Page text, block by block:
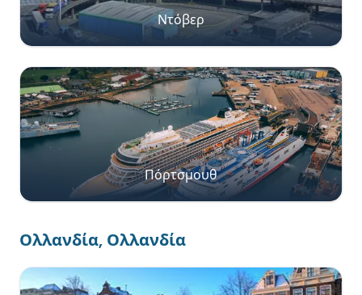
Ντόβερ
Πόρτσμουθ
Ολλανδία, Ολλανδία